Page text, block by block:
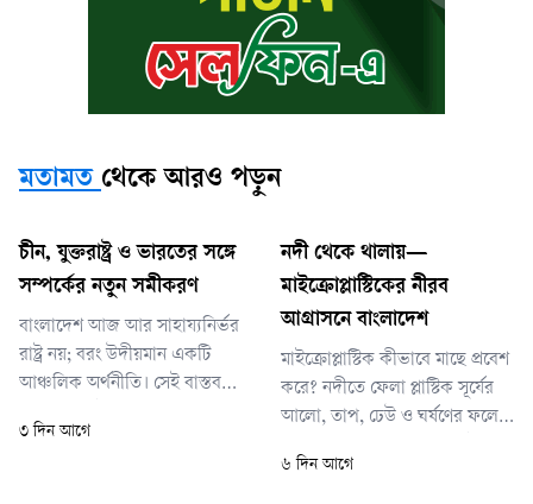
মতামত থেকে আরও পড়ুন
চীন, যুক্তরাষ্ট্র ও ভারতের সঙ্গে
সম্পর্কের নতুন সমীকরণ
বাংলাদেশ আজ আর সাহায্যনির্ভর
রাষ্ট্র নয়; বরং উদীয়মান একটি
আঞ্চলিক অর্থনীতি। সেই বাস্তবতার
আত্মবিশ্বাসী, ভারসাম্যপূর্ণ এবং
৩ দিন আগে
নদী থেকে থালায়—
মাইক্রোপ্লাস্টিকের নীরব
আগ্রাসনে বাংলাদেশ
মাইক্রোপ্লাস্টিক কীভাবে মাছে প্রবেশ
করে? নদীতে ফেলা প্লাস্টিক সূর্যের
আলো, তাপ, ঢেউ ও ঘর্ষণের ফলে
চিংড়ি, শামুক এবং ছোট মাছ
৬ দিন আগে